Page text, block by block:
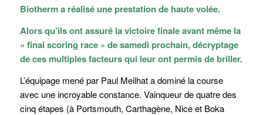
Biotherm a réalisé une prestation de haute volée.
Alors qu’ils ont assuré la victoire finale avant même la
« final scoring race » de samedi prochain, décryptage
de ces multiples facteurs qui leur ont permis de briller.
L’équipage mené par Paul Meilhat a dominé la course
avec une incroyable constance. Vainqueur de quatre des
cinq étapes (à Portsmouth, Carthagène, Nice et Boka